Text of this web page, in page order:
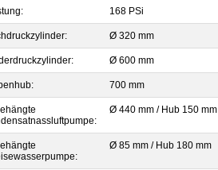
168 PSi
Ø 320 mm
Ø 600 mm
700 mm
Ø 440 mm / Hub 150 mm
Ø 85 mm / Hub 180 mm